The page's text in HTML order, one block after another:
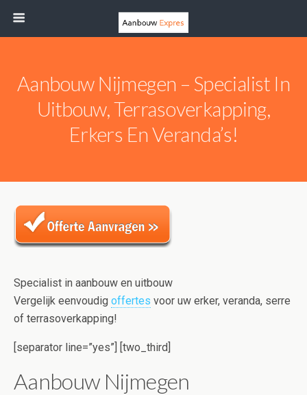
Aanbouw Nijmegen – Specialist In
Uitbouw, Terrasoverkapping,
Erkers En Veranda’s!
Specialist in aanbouw en uitbouw
Vergelijk eenvoudig offertes voor uw erker, veranda, serre
of terrasoverkapping!
[separator line=”yes”] [two_third]
Aanbouw Nijmegen